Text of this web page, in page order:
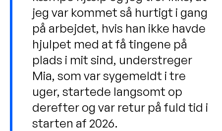
jeg var kommet så hurtigt i gang
på arbejdet, hvis han ikke havde
hjulpet med at få tingene på
plads i mit sind, understreger
Mia, som var sygemeldt i tre
uger, startede langsomt op
derefter og var retur på fuld tid i
starten af 2026.